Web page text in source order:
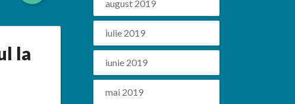
More
la
august 2019
iulie 2019
iunie 2019
mai 2019